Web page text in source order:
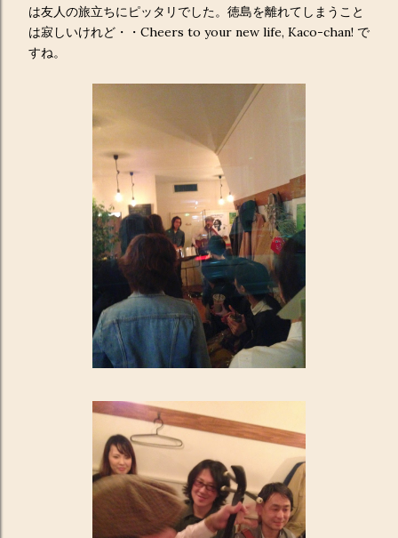
は友人の旅立ちにピッタリでした。徳島を離れてしまうこと
は寂しいけれど・・Cheers to your new life, Kaco-chan! で
すね。